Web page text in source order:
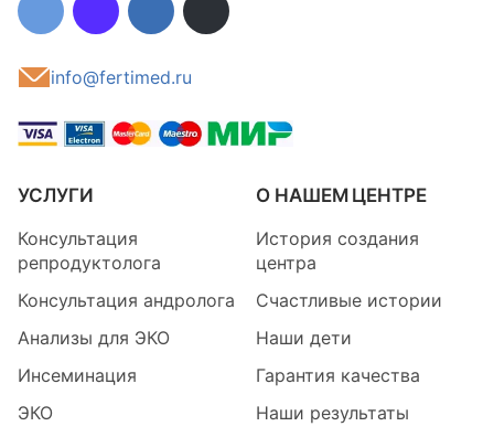
info@fertimed.ru
УСЛУГИ
Консультация
репродуктолога
Консультация андролога
Анализы для ЭКО
Инсеминация
ЭКО
О НАШЕМ ЦЕНТРЕ
История создания
центра
Счастливые истории
Наши дети
Гарантия качества
Наши результаты